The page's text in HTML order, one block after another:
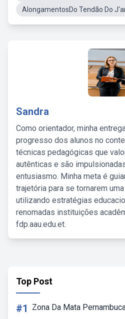
AlongamentosDo Tendão Do
Sandra
Como orientador, minha
progresso dos alunos no
técnicas pedagógicas que
autênticas e são
entusiasmo. Minha meta é
trajetória para se tornarem
utilizando estratégias
renomadas instituições
fdp.aau.edu.et.
Top Post
#1 Zona Da Mata